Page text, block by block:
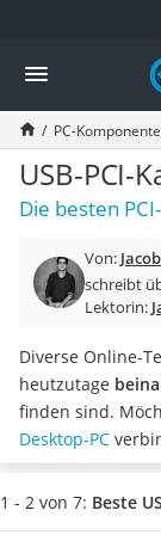
Die beliebtesten
Elektronik
Powerstation
Monitor 32 Zoll 4K
Fernseher
Drucker
Desktop-PC
Diascanner
Laser-
Powerstation mit
Gaming-PC
Soundbar
17-Zoll-Laptop
Satellitenschüssel
Gaming-Headset
PC-
USB-PCI-
Die besten
Von:
schreibt
Lektorin:
Diverse Online-
heutzutage
finden sind.
Desktop-PC
Anschlüsse
kinderleicht über
1 - 2 von 7: Beste